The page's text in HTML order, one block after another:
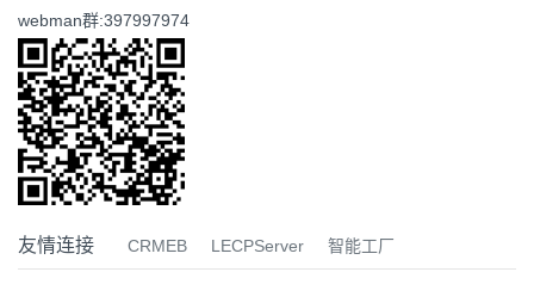
webman群:397997974
友情连接 CRMEB LECPServer 智能工厂